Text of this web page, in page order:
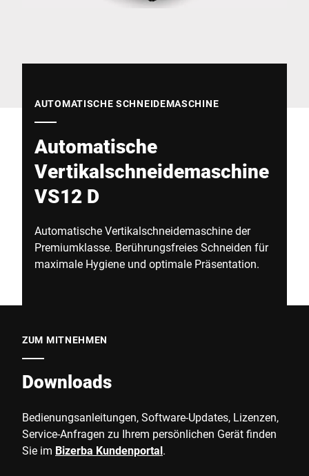
AUTOMATISCHE SCHNEIDEMASCHINE
Automatische
Vertikalschneidemaschine
VS12 D
Automatische Vertikalschneidemaschine der
Premiumklasse. Berührungsfreies Schneiden für
maximale Hygiene und optimale Präsentation.
ZUM MITNEHMEN
Downloads
Bedienungsanleitungen, Software-Updates, Lizenzen,
Service-Anfragen zu Ihrem persönlichen Gerät finden
Sie im Bizerba Kundenportal.